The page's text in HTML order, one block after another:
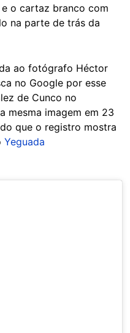
o cartaz branco com
na parte de trás da
ao fotógrafo Héctor
no Google por esse
de Cunco no
a mesma imagem em 23
que o registro mostra
Yeguada